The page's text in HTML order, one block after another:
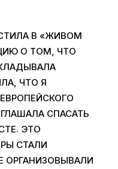
В «ЖИВОМ
О ТОМ ЧТО
ЧТО Я
СПАСАТЬ
. ЭТО
СТАЛИ